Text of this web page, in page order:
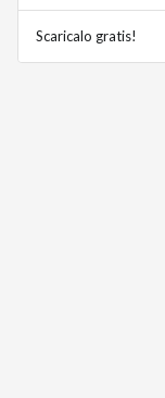
Scaricalo gratis!